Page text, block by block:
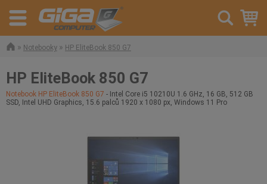
» Notebooky » HP EliteBook 850 G7
HP EliteBook 850 G7
Notebook HP EliteBook 850 G7 - Intel Core i5 10210U 1.6 GHz, 16 GB, 512 GB
SSD, Intel UHD Graphics, 15.6 palců 1920 x 1080 px, Windows 11 Pro